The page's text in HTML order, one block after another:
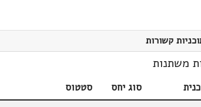
קשורות
משתנות
סוג יחס
סטטוס